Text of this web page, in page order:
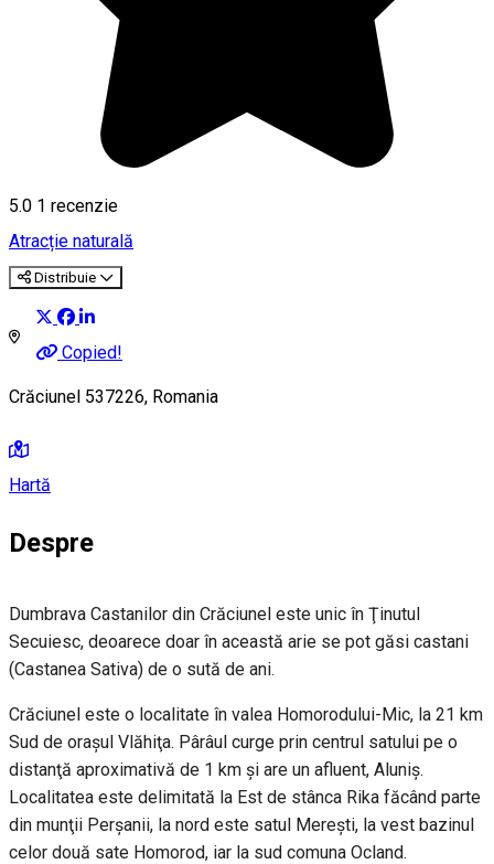
5.0 1 recenzie
Atracție naturală
Distribuie
Copied!
Crăciunel 537226, Romania
Hartă
Despre
Dumbrava Castanilor din Crăciunel este unic în Ţinutul
Secuiesc, deoarece doar în această arie se pot găsi castani
(Castanea Sativa) de o sută de ani.
Crăciunel este o localitate în valea Homorodului-Mic, la 21 km
Sud de oraşul Vlăhiţa. Pârâul curge prin centrul satului pe o
distanţă aproximativă de 1 km şi are un afluent, Aluniş.
Localitatea este delimitată la Est de stânca Rika făcând parte
din munţii Perşanii, la nord este satul Mereşti, la vest bazinul
celor două sate Homorod, iar la sud comuna Ocland.